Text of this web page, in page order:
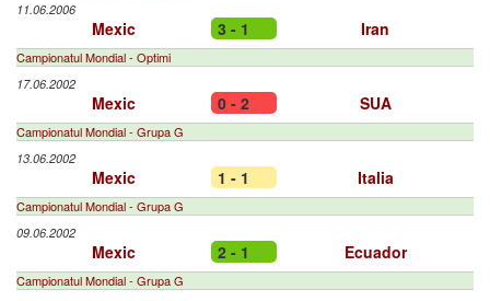
11.06.2006
Mexic 3 - 1 Iran
Campionatul Mondial - Optimi
17.06.2002
Mexic 0 - 2 SUA
Campionatul Mondial - Grupa G
13.06.2002
Mexic 1 - 1 Italia
Campionatul Mondial - Grupa G
09.06.2002
Mexic 2 - 1 Ecuador
Campionatul Mondial - Grupa G